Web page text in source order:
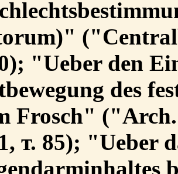
"Ueber den
des
Frosch"
т. 85); "Ueber